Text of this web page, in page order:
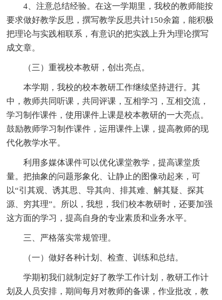
4、注意总结经验。在这一学期里，我校的教师能按
要求做好教学反思，撰写教学反思共计150余篇，能积极
把理论与实践相联系，有意识的把实践上升为理论撰写
成文章。
（三）重视校本教研，创出亮点。
本学期，我校的校本教研工作继续坚持进行。其
中，教师共同听课，共同评课，互相学习，互相交流，
学习制作课件，使用课件上课是校本教研的一大亮点。
鼓励教师学习制作课件，运用课件上课，提高教师的现
代化教学水平。
利用多媒体课件可以优化课堂教学，提高课堂质
量。把抽象的问题形象化、让静止的图像动起来，可
以“引其观、诱其思、导其向、排其难、解其疑、探其
源、穷其理”。所以，我想，我们校本教研时，还要加强
这方面的学习，提高自身的专业素质和业务水平。
三、严格落实常规管理。
（一）做好各种计划、检查、训练和总结。
学期初我们就制定好了教学工作计划，教研工作计
划及人员安排，期间每月对教师的备课，作业批改，教